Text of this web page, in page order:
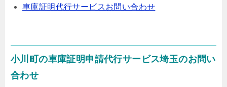
車庫証明代行サービスお問い合わせ
小川町の車庫証明申請代行サービス埼玉のお問い
合わせ